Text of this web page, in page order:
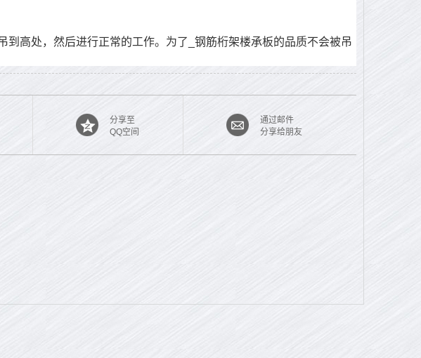
高处，然后进行正常的工作。为了_钢筋桁架楼承板的品质不会被吊
分享至
QQ空间
通过邮件
分享给朋友